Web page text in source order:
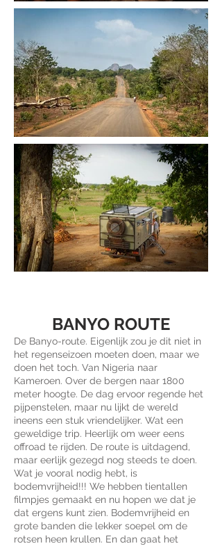
BANYO ROUTE
De Banyo-route. Eigenlijk zou je dit niet in
het regenseizoen moeten doen, maar we
doen het toch. Van Nigeria naar
Kameroen. Over de bergen naar 1800
meter hoogte. De dag ervoor regende het
pijpenstelen, maar nu lijkt de wereld
ineens een stuk vriendelijker. Wat een
geweldige trip. Heerlijk om weer eens
offroad te rijden. De route is uitdagend,
maar eerlijk gezegd nog steeds te doen.
Wat je vooral nodig hebt, is
bodemvrijheid!!! We hebben tientallen
filmpjes gemaakt en nu hopen we dat je
dat ergens kunt zien. Bodemvrijheid en
grote banden die lekker soepel om de
rotsen heen krullen. En dan gaat het